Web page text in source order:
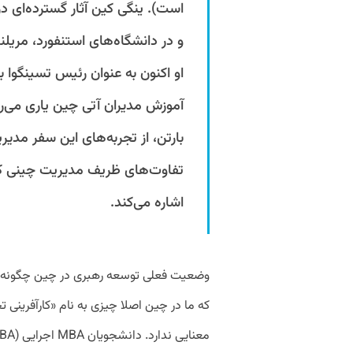
است). ینگی کین آثار گسترده‌ای
و در دانشگاه‌های استنفورد،‌
او اکنون به عنوان رئیس
آموزش مدیران آتی چین یاری
بارتن، از تجربه‌های این سفر
تفاوت‌های ظریف مدیریت چینی که
اشاره می‌کند.
وضعیت فعلی توسعه رهبری در چین
كه ما در چین اصلا چیزی به نام